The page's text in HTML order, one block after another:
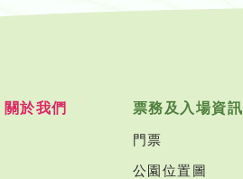
關於我們 票務及入場資訊
門票
公園位置圖